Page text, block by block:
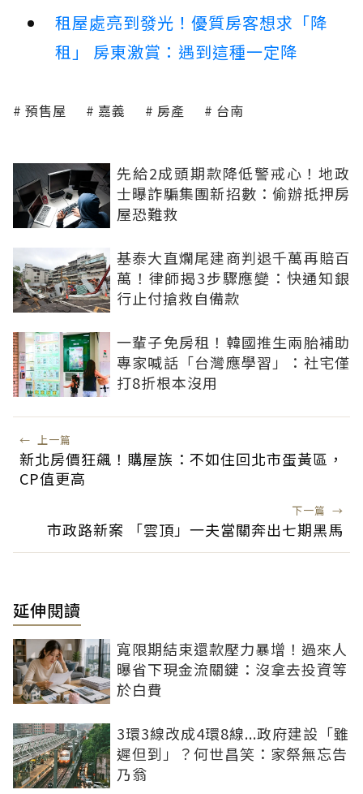
租屋處亮到發光！優質房客想求「降
租」 房東激賞：遇到這種一定降
預售屋 嘉義 房產 台南
先給2成頭期款降低警戒心！地政
士曝詐騙集團新招數：偷辦抵押房
屋恐難救
基泰大直爛尾建商判退千萬再賠百
萬！律師揭3步驟應變：快通知銀
行止付搶救自備款
一輩子免房租！韓國推生兩胎補助
專家喊話「台灣應學習」：社宅僅
打8折根本沒用
← 上一篇
新北房價狂飆！購屋族：不如住回北市蛋黃區，
CP值更高
下一篇 →
市政路新案 「雲頂」一夫當關奔出七期黑馬
延伸閱讀
寬限期結束還款壓力暴增！過來人
曝省下現金流關鍵：沒拿去投資等
於白費
3環3線改成4環8線...政府建設「雖
遲但到」？何世昌笑：家祭無忘告
乃翁